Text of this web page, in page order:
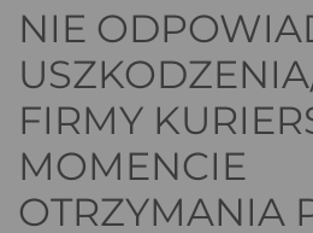
NIE
FIRMY
MOMENCIE
OTRZYMANIA